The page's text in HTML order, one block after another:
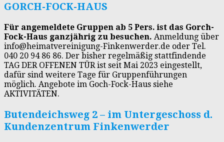
GORCH-FOCK-HAUS
Für angemeldete Gruppen ab 5 Pers. ist das Gorch-
Fock-Haus ganzjährig zu besuchen. Anmeldung über
info@heimatvereinigung-Finkenwerder.de oder Tel.
040 20 94 86 86. Der bisher regelmäßig stattfindende
TAG DER OFFENEN TÜR ist seit Mai 2023 eingestellt,
dafür sind weitere Tage für Gruppenführungen
möglich. Angebote im Goch-Fock-Haus siehe
AKTIVITÄTEN.
Butendeichsweg 2 – im Untergeschoss d.
Kundenzentrum Finkenwerder